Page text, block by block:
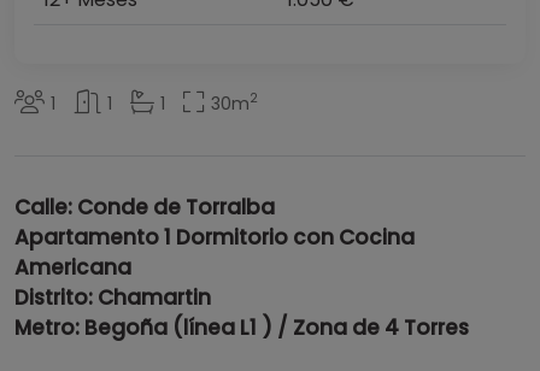
1 1 1 30m2
Calle: Conde de Torralba
Apartamento 1 Dormitorio con Cocina
Americana
Distrito: Chamartin
Metro: Begoña (línea L1 ) / Zona de 4 Torres